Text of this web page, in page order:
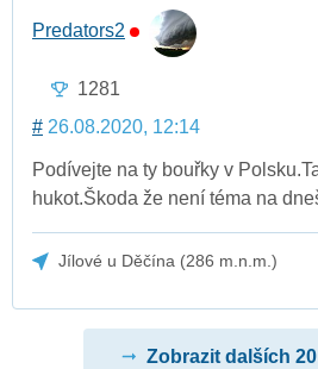
Predators2
1281
# 26.08.2020, 12:14
Podívejte na ty bouřky v
hukot.Škoda že není téma na
Jílové u Děčína (286 m.n.m.)
Zobrazit dalších